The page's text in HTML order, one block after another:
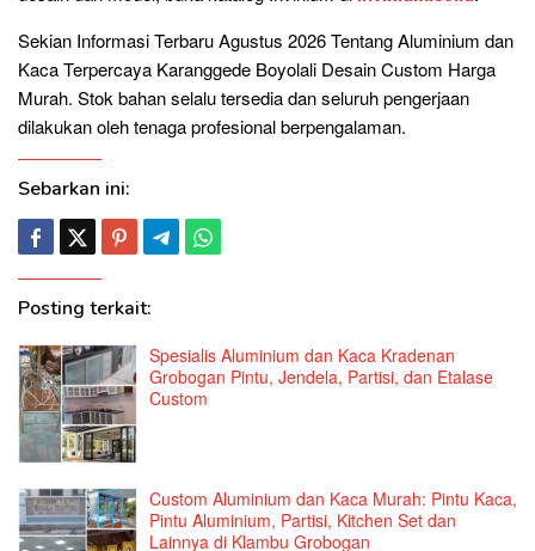
Sekian Informasi Terbaru Agustus 2026 Tentang Aluminium dan
Kaca Terpercaya Karanggede Boyolali Desain Custom Harga
Murah. Stok bahan selalu tersedia dan seluruh pengerjaan
dilakukan oleh tenaga profesional berpengalaman.
Sebarkan ini:
Posting terkait:
Spesialis Aluminium dan Kaca Kradenan
Grobogan Pintu, Jendela, Partisi, dan Etalase
Custom
Custom Aluminium dan Kaca Murah: Pintu Kaca,
Pintu Aluminium, Partisi, Kitchen Set dan
Lainnya di Klambu Grobogan